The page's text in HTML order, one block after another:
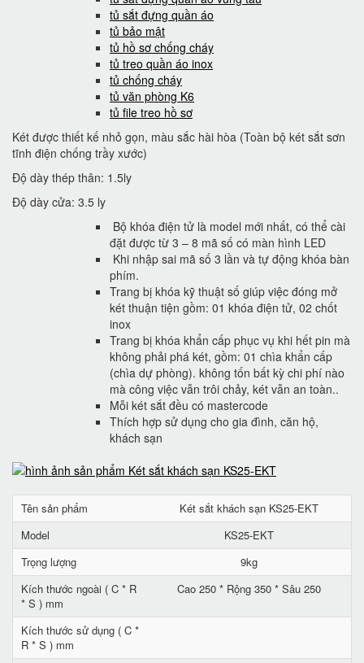
tủ sắt đựng quần áo
tủ bảo mật
tủ hồ sơ chống cháy
tủ treo quần áo inox
tủ chống cháy
tủ văn phòng K6
tủ file treo hồ sơ
Két được thiết kế nhỏ gọn, màu sắc hài hòa (Toàn bộ két sắt sơn
tĩnh điện chống trầy xước)
Độ dày thép thân: 1.5ly
Độ dày cửa: 3.5 ly
Bộ khóa điện tử là model mới nhất, có thể cài
đặt được từ 3 – 8 mã số có màn hình LED
Khi nhập sai mã số 3 lần và tự động khóa bàn
phím.
Trang bị khóa kỹ thuật số giúp việc đóng mở
két thuận tiện gồm: 01 khóa điện tử, 02 chốt
inox
Trang bị khóa khẩn cấp phục vụ khi hết pin mà
không phải phá két, gồm: 01 chìa khẩn cấp
(chìa dự phòng). không tốn bất kỳ chi phí nào
mà công việc vẫn trôi chảy, két vẫn an toàn..
Mỗi két sắt đều có mastercode
Thích hợp sử dụng cho gia đình, căn hộ,
khách sạn
Tên sản phẩm
Két sắt khách sạn KS25-EKT
Model
KS25-EKT
Trọng lượng
9kg
Kích thước ngoài ( C * R
* S ) mm
Cao 250 * Rộng 350 * Sâu 250
Kích thước sử dụng ( C *
R * S ) mm